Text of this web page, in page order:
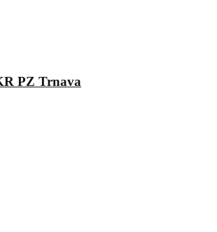
PZ Trnava